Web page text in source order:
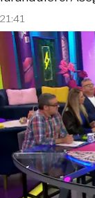
21:41